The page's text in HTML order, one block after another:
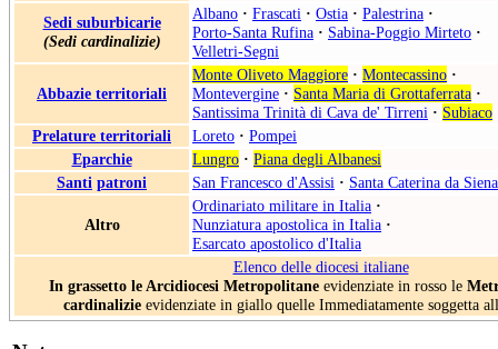
Sedi suburbicarie
(Sedi cardinalizie)
Albano · Frascati · Ostia · Palestrina ·
Porto-Santa Rufina · Sabina-Poggio Mirteto ·
Velletri-Segni
Abbazie territoriali
Monte Oliveto Maggiore · Montecassino ·
Montevergine · Santa Maria di Grottaferrata ·
Santissima Trinità di Cava de' Tirreni · Subiaco
Prelature territoriali
Loreto · Pompei
Eparchie
Lungro · Piana degli Albanesi
Santi patroni San Francesco d'Assisi · Santa Caterina da Siena
Altro
Ordinariato militare in Italia ·
Nunziatura apostolica in Italia ·
Esarcato apostolico d'Italia
Elenco delle diocesi italiane
In grassetto le Arcidiocesi Metropolitane evidenziate in rosso le
cardinalizieevidenziate in giallo quelle Immediatamente soggetta